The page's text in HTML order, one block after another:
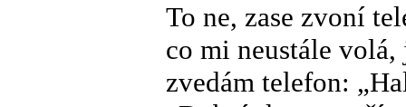
To ne, zase zvoní
co mi neustále
zvedám telefon: